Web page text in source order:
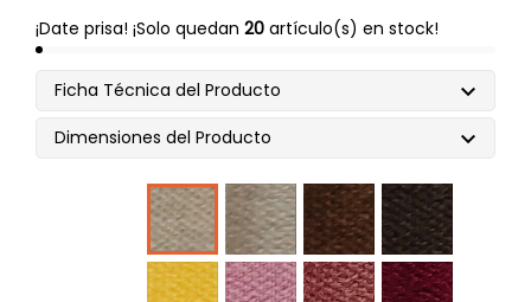
¡Date prisa! ¡Solo quedan 20 artículo(s) en stock!
Ficha Técnica del Producto 
Dimensiones del Producto 
marfil humo marron cafe
amarillo rosa guayaba vino